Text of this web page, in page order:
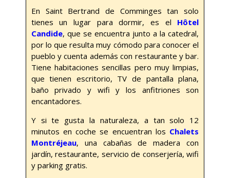
En Saint Bertrand de Comminges tan solo
tienes un lugar para dormir, es el Hôtel
Candide, que se encuentra junto a la catedral,
por lo que resulta muy cómodo para conocer el
pueblo y cuenta además con restaurante y bar.
Tiene habitaciones sencillas pero muy limpias,
que tienen escritorio, TV de pantalla plana,
baño privado y wifi y los anfitriones son
encantadores.
Y si te gusta la naturaleza, a tan solo 12
minutos en coche se encuentran los Chalets
Montréjeau, una cabañas de madera con
jardín, restaurante, servicio de conserjería, wifi
y parking gratis.